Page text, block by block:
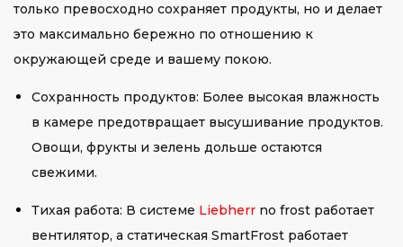
только превосходно сохраняет продукты, но и делает
это максимально бережно по отношению к
окружающей среде и вашему покою.
Сохранность продуктов: Более высокая влажность
в камере предотвращает высушивание продуктов.
Овощи, фрукты и зелень дольше остаются
свежими.
Тихая работа: В системе Liebherr no frost работает
вентилятор, а статическая SmartFrost работает